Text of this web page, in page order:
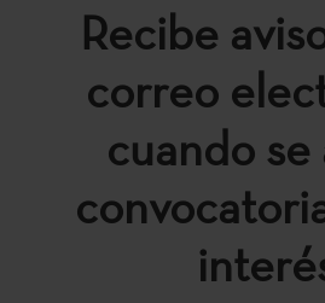
Recibe
correo
cuando se